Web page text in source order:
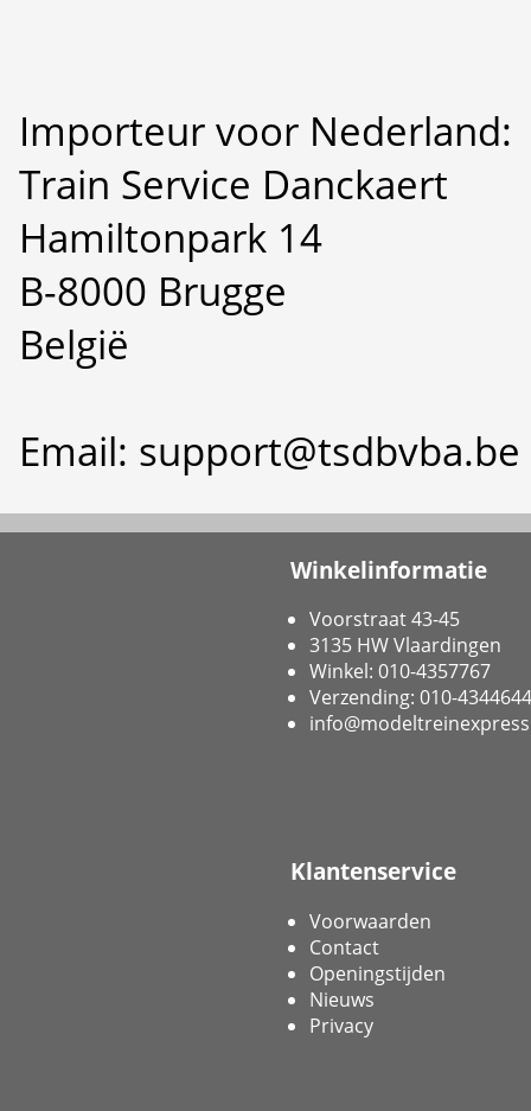
Importeur voor Nederland:
Train Service Danckaert
Hamiltonpark 14
B-8000 Brugge
België
Email: support@tsdbvba.be
Winkelinformatie
Voorstraat 43-45
3135 HW Vlaardingen
Winkel: 010-4357767
Verzending: 010-4344644
Klantenservice
Voorwaarden
Contact
Openingstijden
Nieuws
Privacy